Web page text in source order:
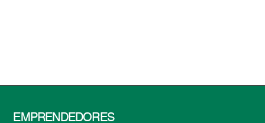
EMPRENDEDORES